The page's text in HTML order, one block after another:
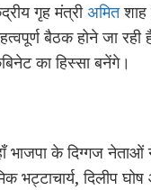
गृह मंत्रीअमितशाह
बैठक होने जा
का हिस्सा बनेंगे।
भाजपा के दिग्गज
भट्टाचार्य, दिलीप